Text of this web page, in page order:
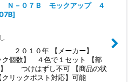
Ｎ－０７Ｂ モックアップ ４
]
２０１０年 【メーカー】
ク個数】 ４色で１セット 【部
】 つけはずし不可 【商品の状
リックポスト対応】可能